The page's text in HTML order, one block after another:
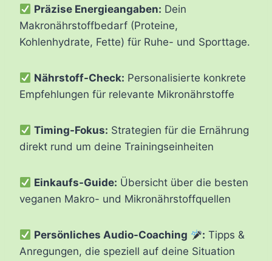
Präzise Energieangaben: Dein
Makronährstoffbedarf (Proteine,
Kohlenhydrate, Fette) für Ruhe- und Sporttage.
Nährstoff-Check: Personalisierte konkrete
Empfehlungen für relevante Mikronährstoffe
Timing-Fokus: Strategien für die Ernährung
direkt rund um deine Trainingseinheiten
Einkaufs-Guide: Übersicht über die besten
veganen Makro- und Mikronährstoffquellen
Persönliches Audio-Coaching : Tipps &
Anregungen, die speziell auf deine Situation